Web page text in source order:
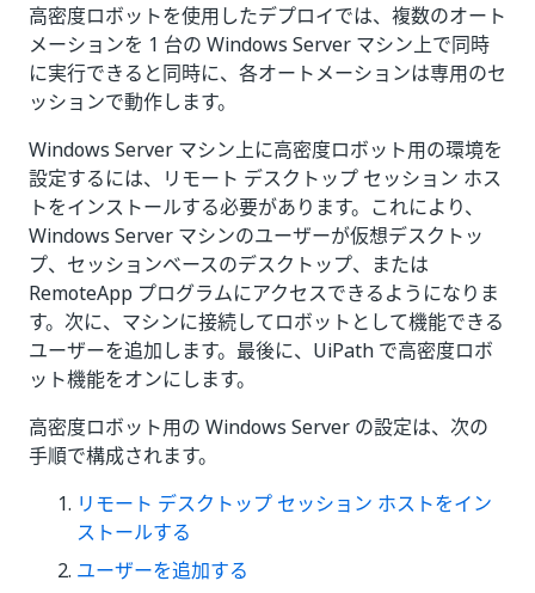
高密度ロボットを使用したデプロイでは、複数のオート
メーションを 1 台の Windows Server マシン上で同時
に実行できると同時に、各オートメーションは専用のセ
ッションで動作します。
Windows Server マシン上に高密度ロボット用の環境を
設定するには、リモート デスクトップ セッション ホス
トをインストールする必要があります。これにより、
Windows Server マシンのユーザーが仮想デスクトッ
プ、セッションベースのデスクトップ、または
RemoteApp プログラムにアクセスできるようになりま
す。次に、マシンに接続してロボットとして機能できる
ユーザーを追加します。最後に、UiPath で高密度ロボ
ット機能をオンにします。
高密度ロボット用の Windows Server の設定は、次の
手順で構成されます。
リモート デスクトップ セッション ホストをイン
ストールする
ユーザーを追加する